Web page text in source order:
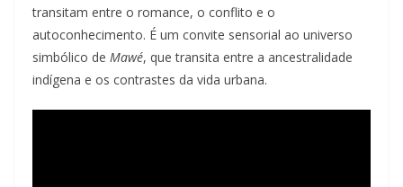
transitam entre o romance, o conflito e o
autoconhecimento. É um convite sensorial ao universo
simbólico de Mawé, que transita entre a ancestralidade
indígena e os contrastes da vida urbana.